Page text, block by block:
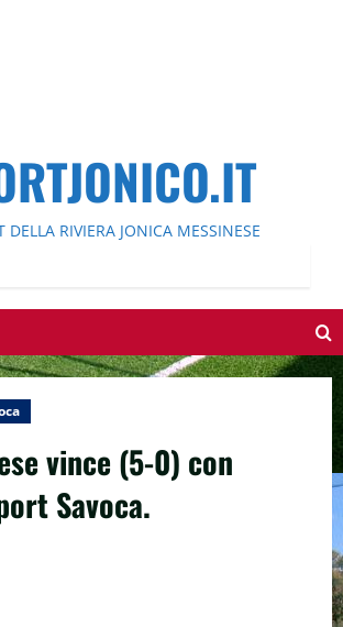
DELLA RIVIERA JONICA MESSINESE
vince (5-0) con
Savoca.